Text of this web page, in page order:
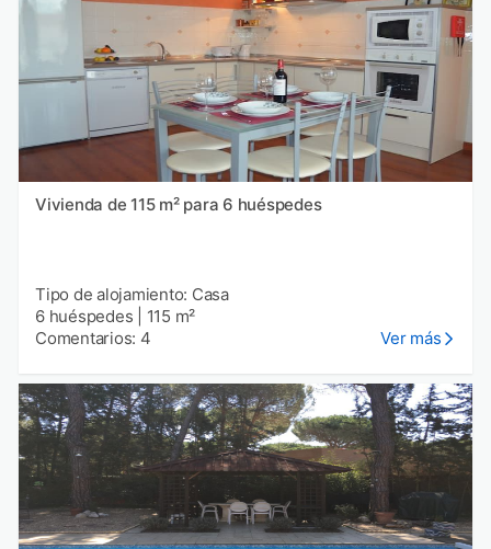
Vivienda de 115 m² para 6 huéspedes
Tipo de alojamiento: Casa
6 huéspedes
115 m²
Comentarios: 4
Ver más